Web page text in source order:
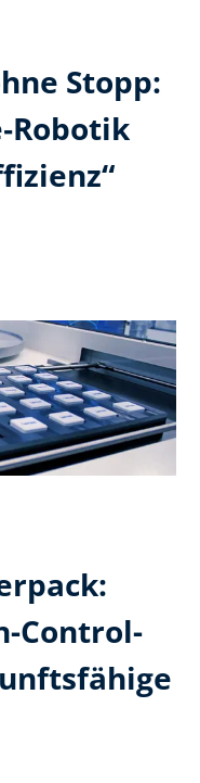
Stopp:
Control-